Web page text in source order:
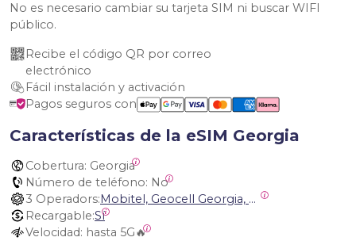
No es necesario cambiar su tarjeta SIM ni buscar WIFI
público.
Recibe el código QR por correo
electrónico
Fácil instalación y activación
Pagos seguros con
Características de la eSIM Georgia
Cobertura: Georgia
Número de teléfono: No
3 Operadors:
Mobitel, Geocell Georgia, Magti Georgia
Recargable:Sí
Velocidad: hasta 5G🔥